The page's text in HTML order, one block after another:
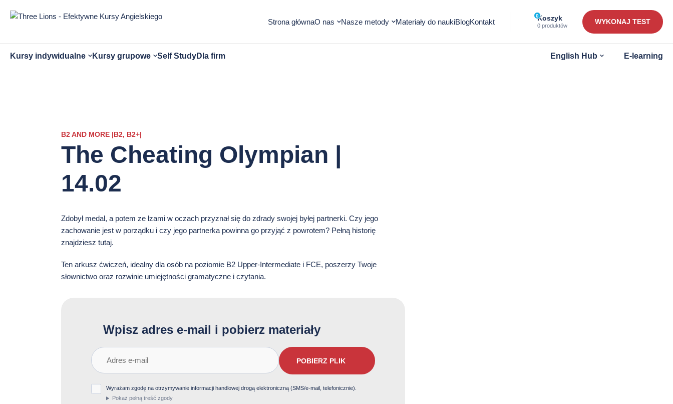
Strona głównaO nas
Otwórz
Nasze metody
Otwórz
Materiały do naukiBlogKontakt
0KoszykIlość
przedmiotów
0 produktów WYKONAJ TEST
Kursy indywidualne
Otwórz
Kursy grupowe
Otwórz
Self StudyDla firm English Hub
OtwórzE-learning
B2 AND MORE |B2, B2+|
The Cheating Olympian |
14.02
Zdobył medal, a potem ze łzami w oczach przyznał się do zdrady swojej byłej partnerki. Czy jego
zachowanie jest w porządku i czy jego partnerka powinna go przyjąć z powrotem? Pełną historię
znajdziesz tutaj.
Ten arkusz ćwiczeń, idealny dla osób na poziomie B2 Upper-Intermediate i FCE, poszerzy Twoje
słownictwo oraz rozwinie umiejętności gramatyczne i czytania.
Wpisz adres e-mail i pobierz materiały
POBIERZ PLIK
Wyrażam zgodę na otrzymywanie informacji handlowej drogą elektroniczną (SMS/e-mail, telefonicznie).
Pokaż pełną treść zgody